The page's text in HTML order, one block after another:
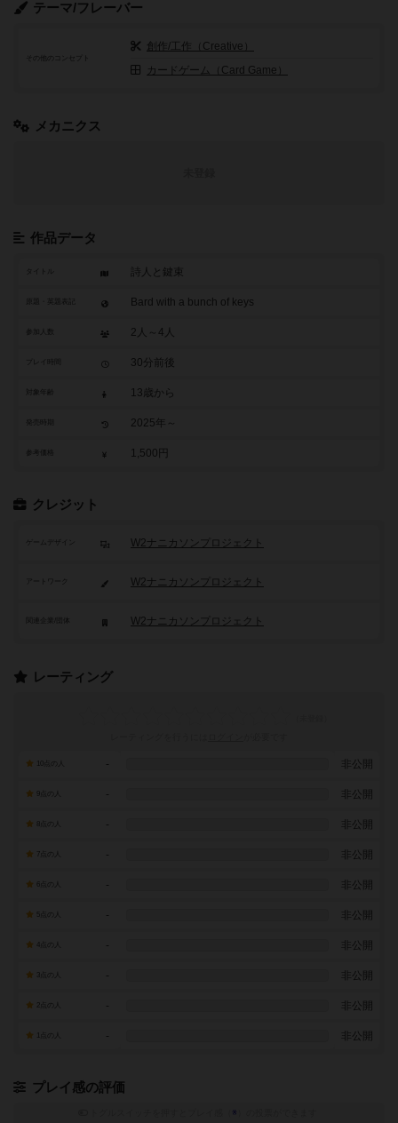
テーマ/フレーバー
その他のコンセプト
創作/工作（Creative）
カードゲーム（Card Game）
メカニクス
作品データ
タイトル 詩人と鍵束
Bard with a bunch of keys
参加人数 2人～4人
30分前後
13歳から
2025年～
参考価格 1,500円
クレジット
ゲームデザイン W2ナニカソンプロジェクト
アートワーク W2ナニカソンプロジェクト
W2ナニカソンプロジェクト
レーティング
- 非公開
- 非公開
- 非公開
7点の人 - 非公開
- 非公開
- 非公開
- 非公開
- 非公開
- 非公開
- 非公開
プレイ感の評価
※